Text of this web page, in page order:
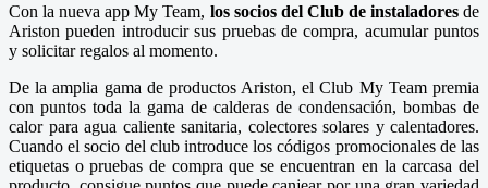
Con la nueva app My Team, los socios del Club de instaladoresde
Ariston pueden introducir sus pruebas de compra, acumular puntos
y solicitar regalos al momento.
De la amplia gama de productos Ariston, el Club My Team premia
con puntos toda la gama de calderas de condensación, bombas de
calor para agua caliente sanitaria, colectores solares y calentadores.
Cuando el socio del club introduce los códigos promocionales de las
etiquetas o pruebas de compra que se encuentran en la carcasa del